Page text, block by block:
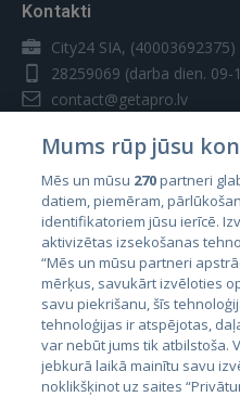
Kontakti
City24 SIA, (40003692375)
28259069 (darba dien. 09-
contact@getapro.lv
Valstis
Igaunija
Latvija
Lietuva
Mums rūp jūsu
Mēs un mūsu 270partneri
datiem, piemēram,
identifikatoriem jūsu ierīcē.
aktivizētas izsekošanas
“Mēs un mūsu partneri
mērķus, savukārt izvēloties
savu piekrišanu, šīs
tehnoloģijas ir atspējotas,
var nebūt jums tik atbilstoša.
jebkurā laikā mainītu savu
noklikšķinot uz saites